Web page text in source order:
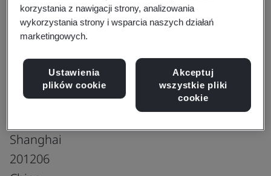
ISO 9001:2015
Shanghai Liangxin Electrical Co., Ltd.
No. 2000, South Shenjiang Road
Shanghai
201206
korzystania z nawigacji strony, analizowania
wykorzystania strony i wsparcia naszych działań
marketingowych.
Ustawienia
plików cookie
Akceptuj
wszystkie pliki
cookie